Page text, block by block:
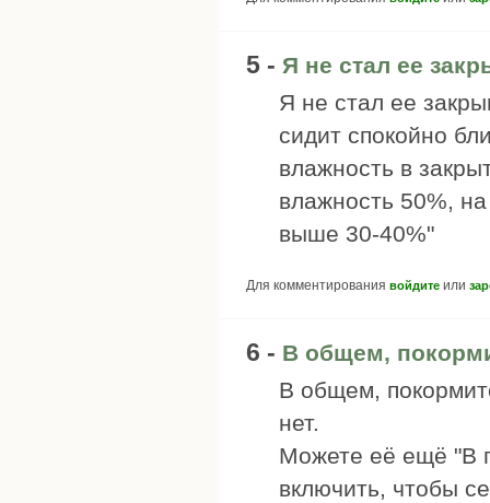
5 - Я не стал ее
Я не стал ее
сидит спокойно
влажность в
влажность 50%,
выше 30-40%"
Для комментирования войдите или
6 - В общем,
В общем,
нет.
Можете её ещё "В
включить, чтобы